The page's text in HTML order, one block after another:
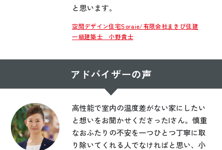
と思います。
空間デザイン住宅Soraie/有限会社まきび住建
一級建築士 小野貴士
アドバイザーの声
高性能で室内の温度差がない家にしたい
と想いをお聞かせくださったIさん。慎重
なおふたりの不安を一つひとつ丁寧に取
り除いてくれる人でなければと思い、小